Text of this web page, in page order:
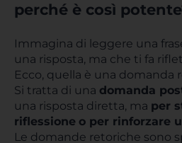
perché è così
Immagina di leggere una
una risposta, ma che ti fa
Ecco, quella è una domanda
Si tratta di una domanda
una risposta diretta, ma per
riflessione o per rinforzare
Le domande retoriche sono